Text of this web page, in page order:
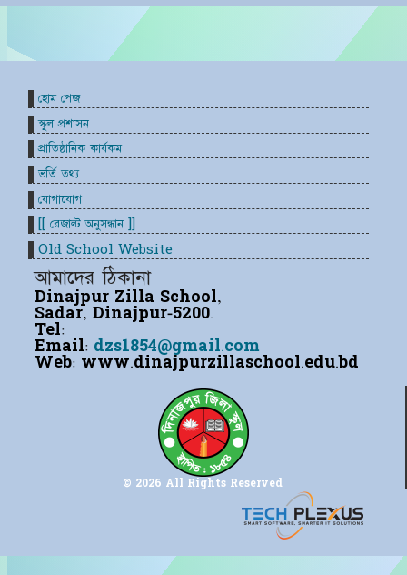
© 2026 All Rights Reserved
আমাদের ঠিকানা
Dinajpur Zilla School,
Sadar, Dinajpur-5200.
Tel:
Email: dzs1854@gmail.com
Web: www.dinajpurzillaschool.edu.bd
হোম পেজ
স্কুল প্রশাসন
প্রাতিষ্ঠানিক কার্যকম
ভর্তি তথ্য
যোগাযোগ
[[ রেজাল্ট অনুসন্ধান ]]
Old School Website